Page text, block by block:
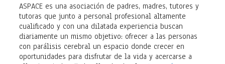
ASPACE es una asociación de padres, madres, tutores y
tutoras que junto a personal profesional altamente
cualificado y con una dilatada experiencia buscan
diariamente un mismo objetivo: ofrecer a las personas
con parálisis cerebral un espacio donde crecer en
oportunidades para disfrutar de la vida y acercarse a